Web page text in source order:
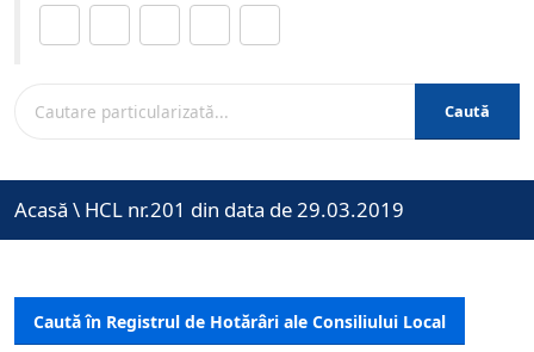
Caută
Acasă \ HCL nr.201 din data de 29.03.2019
Caută în Registrul de Hotărâri ale Consiliului Local